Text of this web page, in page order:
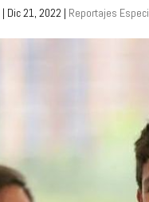
| Dic 21, 2022 | Reportajes